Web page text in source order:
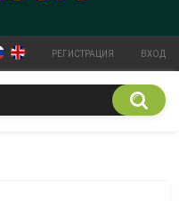
РЕГИСТРАЦИЯ ВХОД